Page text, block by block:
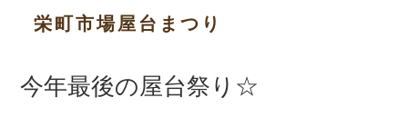
栄町市場屋台まつり
今年最後の屋台祭り☆